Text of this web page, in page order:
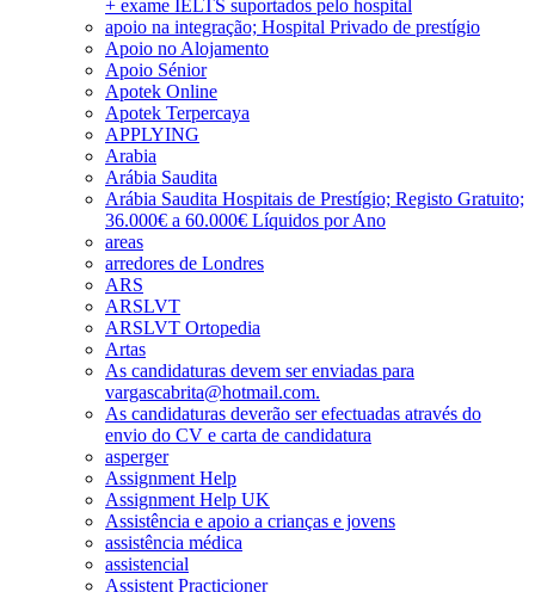
+ exame IELTS suportados pelo hospital
apoio na integração; Hospital Privado de prestígio
Apoio no Alojamento
Apoio Sénior
Apotek Online
Apotek Terpercaya
APPLYING
Arabia
Arábia Saudita
Arábia Saudita Hospitais de Prestígio; Registo Gratuito;
36.000€ a 60.000€ Líquidos por Ano
areas
arredores de Londres
ARS
ARSLVT
ARSLVT Ortopedia
Artas
As candidaturas devem ser enviadas para
vargascabrita@hotmail.com.
As candidaturas deverão ser efectuadas através do
envio do CV e carta de candidatura
asperger
Assignment Help
Assignment Help UK
Assistência e apoio a crianças e jovens
assistência médica
assistencial
Assistent Practicioner